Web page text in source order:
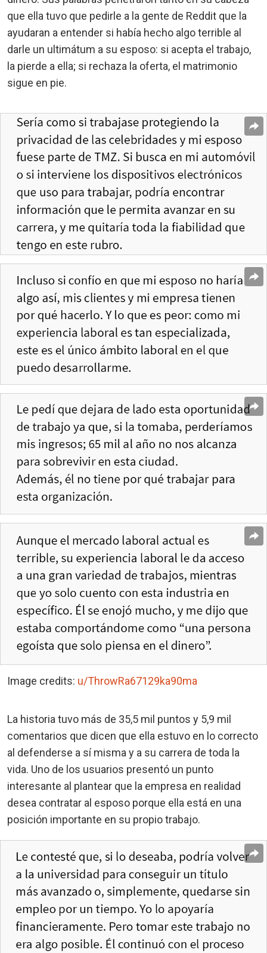
que ella tuvo que pedirle a la gente de Reddit que la
ayudaran a entender si había hecho algo terrible al
darle un ultimátum a su esposo: si acepta el trabajo,
la pierde a ella; si rechaza la oferta, el matrimonio
sigue en pie.
Image credits: u/ThrowRa67129ka90ma
La historia tuvo más de 35,5 mil puntos y 5,9 mil
comentarios que dicen que ella estuvo en lo correcto
al defenderse a sí misma y a su carrera de toda la
vida. Uno de los usuarios presentó un punto
interesante al plantear que la empresa en realidad
desea contratar al esposo porque ella está en una
posición importante en su propio trabajo.